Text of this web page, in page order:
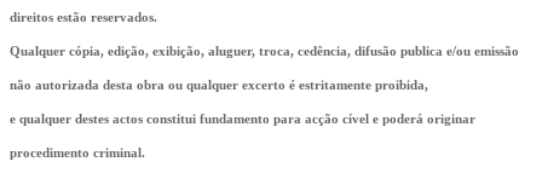
direitos estão reservados.
Qualquer cópia, edição, exibição, aluguer, troca, cedência, difusão publica e/ou emissão
não autorizada desta obra ou qualquer excerto é estritamente proibida,
e qualquer destes actos constitui fundamento para acção cível e poderá originar
procedimento criminal.